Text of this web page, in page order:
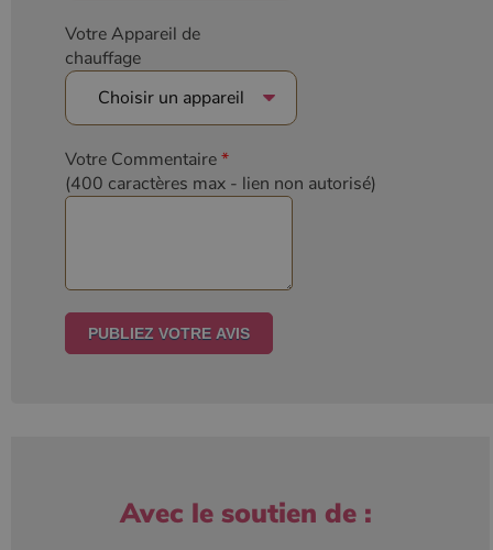
Votre Appareil de
chauffage
Votre Commentaire*
(400 caractères max - lien non autorisé)
Avec le soutien de :